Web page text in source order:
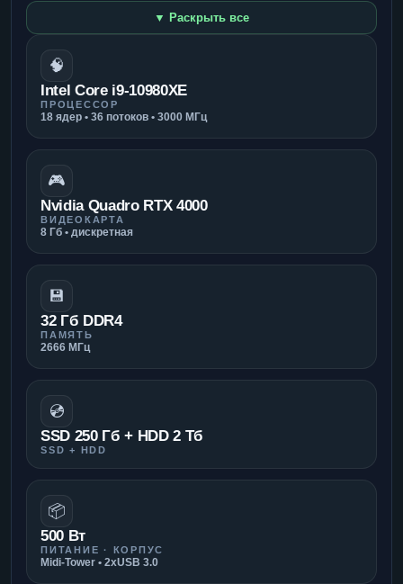
▼ Раскрыть все
🧠
Intel Core i9-10980XE
ПРОЦЕССОР
18 ядер • 36 потоков • 3000 МГц
🎮
Nvidia Quadro RTX 4000
ВИДЕОКАРТА
8 Гб • дискретная
💾
32 Гб DDR4
ПАМЯТЬ
2666 МГц
💿
SSD 250 Гб + HDD 2 Тб
SSD + HDD
📦
500 Вт
ПИТАНИЕ · КОРПУС
Midi-Tower • 2xUSB 3.0